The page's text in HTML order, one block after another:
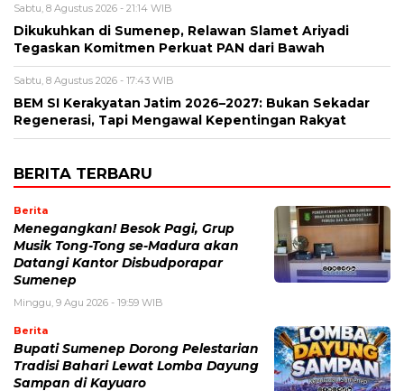
Sabtu, 8 Agustus 2026 - 21:14 WIB
Dikukuhkan di Sumenep, Relawan Slamet Ariyadi
Tegaskan Komitmen Perkuat PAN dari Bawah
Sabtu, 8 Agustus 2026 - 17:43 WIB
BEM SI Kerakyatan Jatim 2026–2027: Bukan Sekadar
Regenerasi, Tapi Mengawal Kepentingan Rakyat
BERITA TERBARU
Berita
Menegangkan! Besok Pagi, Grup
Musik Tong-Tong se-Madura akan
Datangi Kantor Disbudporapar
Sumenep
Minggu, 9 Agu 2026 - 19:59 WIB
Berita
Bupati Sumenep Dorong Pelestarian
Tradisi Bahari Lewat Lomba Dayung
Sampan di Kayuaro